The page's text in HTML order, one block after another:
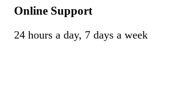
Online Support
24 hours a day, 7 days a week